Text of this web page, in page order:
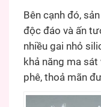
Bên cạnh đó,
độc đáo và ấn
nhiều gai nhỏ
khả năng ma
phê, thoả mãn